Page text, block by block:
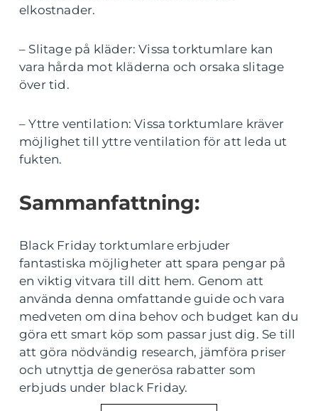
elkostnader.
– Slitage på kläder: Vissa torktumlare kan
vara hårda mot kläderna och orsaka slitage
över tid.
– Yttre ventilation: Vissa torktumlare kräver
möjlighet till yttre ventilation för att leda ut
fukten.
Sammanfattning:
Black Friday torktumlare erbjuder
fantastiska möjligheter att spara pengar på
en viktig vitvara till ditt hem. Genom att
använda denna omfattande guide och vara
medveten om dina behov och budget kan du
göra ett smart köp som passar just dig. Se till
att göra nödvändig research, jämföra priser
och utnyttja de generösa rabatter som
erbjuds under black Friday.